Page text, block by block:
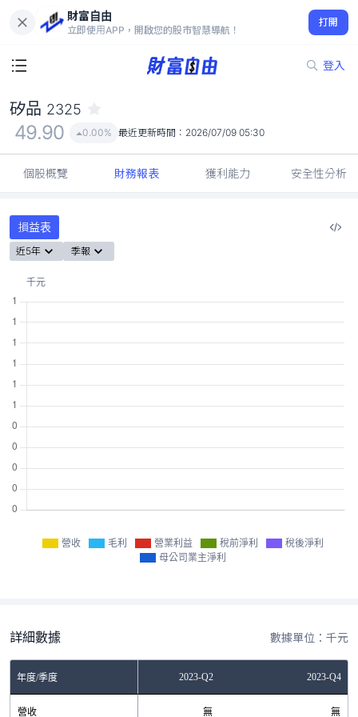
財富自由
立即使用APP，開啟您的股市智慧導航！
打開
登入
49.90
0.00%
矽品 2325
49.90 0.00% 最近更新時間： 2026/07/09 05:30
個股概覽 財務報表 獲利能力 安全性分析
損益表
近5年 季報
營收 毛利 營業利益 稅前淨利
稅後淨利
母公司業主淨利
詳細數據 數據單位：千元
年度/季度2022-Q4 2023-Q2 2023-Q4
營收 無 無